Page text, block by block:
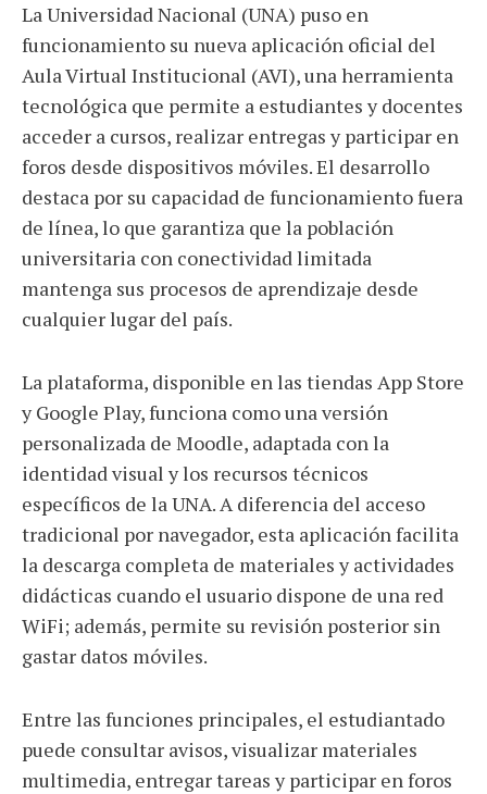
FacebookTwitterWhatsApp
Email Share
La Universidad Nacional (UNA) puso en
funcionamiento su nueva aplicación oficial del
Aula Virtual Institucional (AVI), una herramienta
tecnológica que permite a estudiantes y docentes
acceder a cursos, realizar entregas y participar en
foros desde dispositivos móviles. El desarrollo
destaca por su capacidad de funcionamiento fuera
de línea, lo que garantiza que la población
universitaria con conectividad limitada
mantenga sus procesos de aprendizaje desde
cualquier lugar del país.
La plataforma, disponible en las tiendas App Store
y Google Play, funciona como una versión
personalizada de Moodle, adaptada con la
identidad visual y los recursos técnicos
específicos de la UNA. A diferencia del acceso
tradicional por navegador, esta aplicación facilita
la descarga completa de materiales y actividades
didácticas cuando el usuario dispone de una red
WiFi; además, permite su revisión posterior sin
gastar datos móviles.
Entre las funciones principales, el estudiantado
puede consultar avisos, visualizar materiales
multimedia, entregar tareas y participar en foros